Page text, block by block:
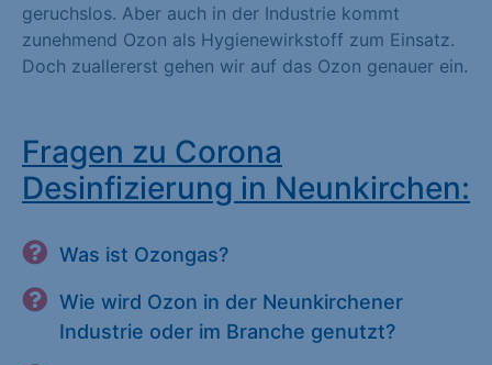
geruchslos. Aber auch in der Industrie kommt
zunehmend Ozon als Hygienewirkstoff zum Einsatz.
Doch zuallererst gehen wir auf das Ozon genauer ein.
Fragen zu Corona
Desinfizierung in Neunkirchen:
Was ist Ozongas?
Wie wird Ozon in der Neunkirchener
Industrie oder im Branche genutzt?